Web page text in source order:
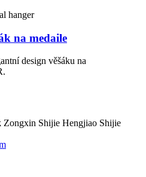
na medaile
design věšáku na
Shijie Hengjiao Shijie